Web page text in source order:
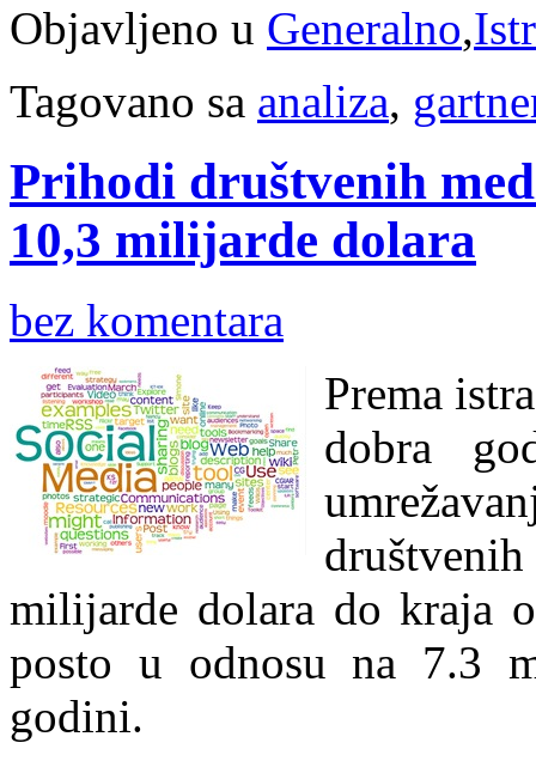
Objavljeno u Generalno,
Tagovano sa analiza,
Prihodi društvenih
10,3 milijarde dolara
bez komentara
Prema
dobra
milijarde dolara do kraja
posto u odnosu na 7.3
godini.